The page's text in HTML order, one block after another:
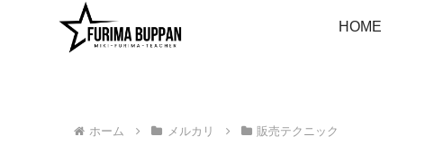
HOME
ホーム メルカリ 販売テクニック